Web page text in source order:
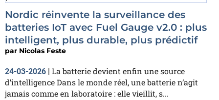
Nordic réinvente la surveillance des
batteries IoT avec Fuel Gauge v2.0 : plus
intelligent, plus durable, plus prédictif
par Nicolas Feste
24-03-2026 | La batterie devient enfin une source
d’intelligence Dans le monde réel, une batterie n’agit
jamais comme en laboratoire : elle vieillit, s...